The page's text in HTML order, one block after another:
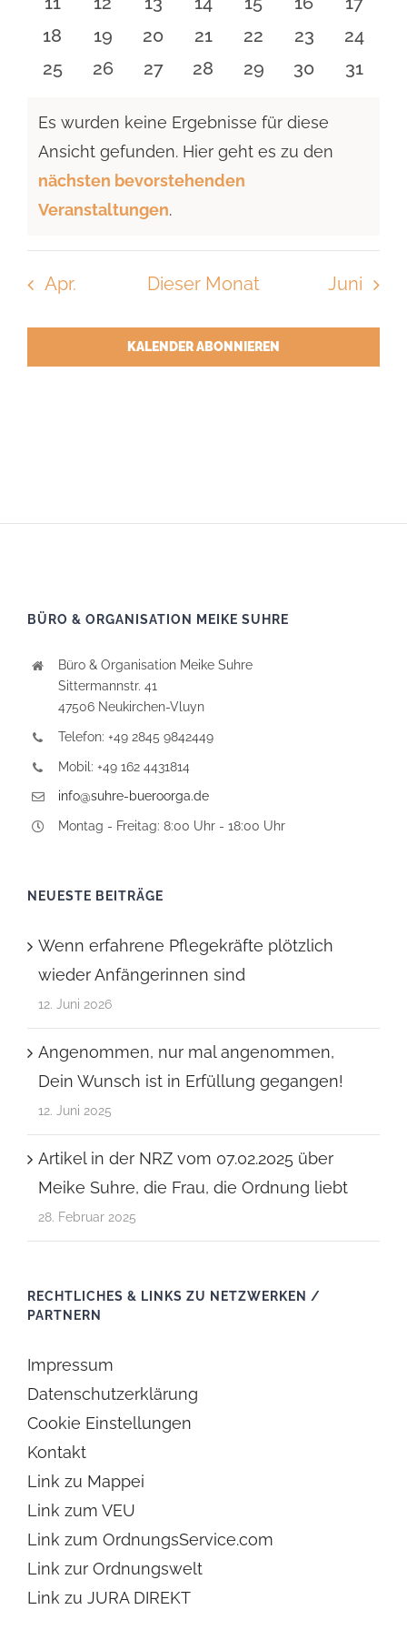
Veranstaltungen
Veranstaltungen
Veranstaltungen
Veranstaltungen
Veranstaltungen
0
Veranstaltungen
18
0
Veranstaltungen
19
0
Veranstaltungen
20
0
Veranstaltungen
21
0
Veranstaltungen
22
0
23
0
24
0
25
0
26
0
27
0
28
0
29
0
30
0
31
Hinweis
Es wurden keine Ergebnisse für diese
Ansicht gefunden. Hier geht es zu den
nächsten bevorstehenden
Veranstaltungen.
Apr. Dieser Monat Juni
KALENDER ABONNIEREN
BÜRO & ORGANISATION MEIKE SUHRE
Büro & Organisation Meike Suhre
Sittermannstr. 41
47506 Neukirchen-Vluyn
Telefon: +49 2845 9842449
Mobil: +49 162 4431814
info@suhre-bueroorga.de
Montag - Freitag: 8:00 Uhr - 18:00 Uhr
NEUESTE BEITRÄGE
Wenn erfahrene Pflegekräfte plötzlich
wieder Anfängerinnen sind
12. Juni 2026
Angenommen, nur mal angenommen,
Dein Wunsch ist in Erfüllung gegangen!
12. Juni 2025
Artikel in der NRZ vom 07.02.2025 über
Meike Suhre, die Frau, die Ordnung liebt
28. Februar 2025
RECHTLICHES & LINKS ZU NETZWERKEN /
PARTNERN
Impressum
Datenschutzerklärung
Cookie Einstellungen
Kontakt
Link zu Mappei
Link zum VEU
Link zum OrdnungsService.com
Link zur Ordnungswelt
Link zu JURA DIREKT